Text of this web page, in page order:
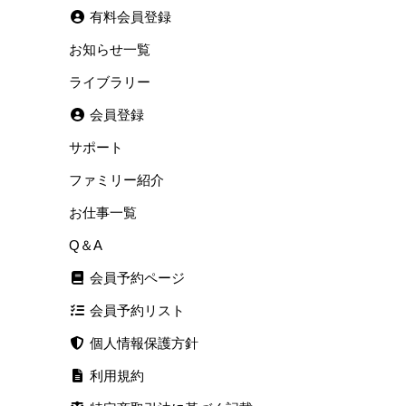
有料会員登録
お知らせ一覧
ライブラリー
会員登録
サポート
ファミリー紹介
お仕事一覧
Q＆A
会員予約ページ
会員予約リスト
個人情報保護方針
利用規約